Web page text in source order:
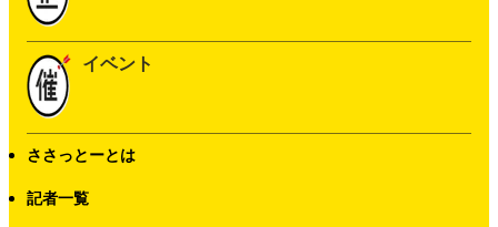
イベント
ささっとーとは
記者一覧